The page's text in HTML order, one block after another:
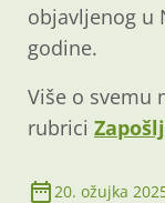
objavljenog u
godine.
Više o svemu
rubrici
20. ožujka